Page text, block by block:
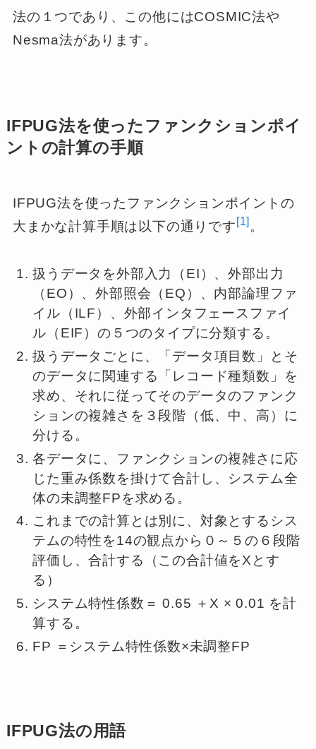
法の１つであり、この他にはCOSMIC法や
Nesma法があります。
IFPUG法を使ったファンクションポイ
ントの計算の手順
IFPUG法を使ったファンクションポイントの
大まかな計算手順は以下の通りです [1] 。
扱うデータを外部入力（EI）、外部出力
（EO）、外部照会（EQ）、内部論理ファ
イル（ILF）、外部インタフェースファイ
ル（EIF）の５つのタイプに分類する。
扱うデータごとに、「データ項目数」とそ
のデータに関連する「レコード種類数」を
求め、それに従ってそのデータのファンク
ションの複雑さを３段階（低、中、高）に
分ける。
各データに、ファンクションの複雑さに応
じた重み係数を掛けて合計し、システム全
体の未調整FPを求める。
これまでの計算とは別に、対象とするシス
テムの特性を14の観点から０～５の６段階
評価し、合計する（この合計値をXとす
る）
システム特性係数＝ 0.65 ＋X × 0.01 を計
算する。
FP ＝システム特性係数×未調整FP
IFPUG法の用語